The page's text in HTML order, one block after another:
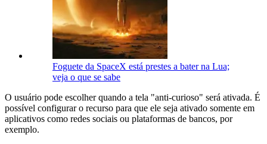
Foguete da SpaceX está prestes a bater na Lua;
veja o que se sabe
O usuário pode escolher quando a tela "anti-curioso" será ativada. É
possível configurar o recurso para que ele seja ativado somente em
aplicativos como redes sociais ou plataformas de bancos, por
exemplo.